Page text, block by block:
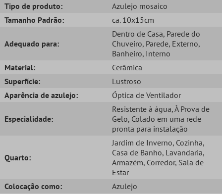
Tipo de produto:
Azulejo mosaico
Tamanho Padrão:
ca. 10x15cm
Adequado para:
Dentro de Casa, Parede do
Chuveiro, Parede, Externo,
Banheiro, Interno
Material:
Cerâmica
Superfície:
Lustroso
Aparência de azulejo:
Óptica de Ventilador
Especialidade:
Resistente à água, À Prova de
Gelo, Colado em uma rede
pronta para instalação
Quarto:
Jardim de Inverno, Cozinha,
Casa de Banho, Lavandaria,
Armazém, Corredor, Sala de
Estar
Colocação como:
Azulejo